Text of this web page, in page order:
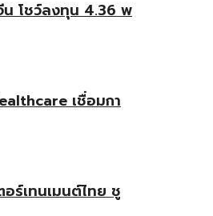
น โชว์ลงทุน 4.36 พ
เชื่อมกา
อร์เทนเมนต์ไทย ชู